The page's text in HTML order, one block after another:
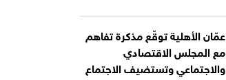
عمّان الأهلية توقّع مذكرة تفاهم
مع المجلس الاقتصادي
والاجتماعي وتستضيف الاجتماع